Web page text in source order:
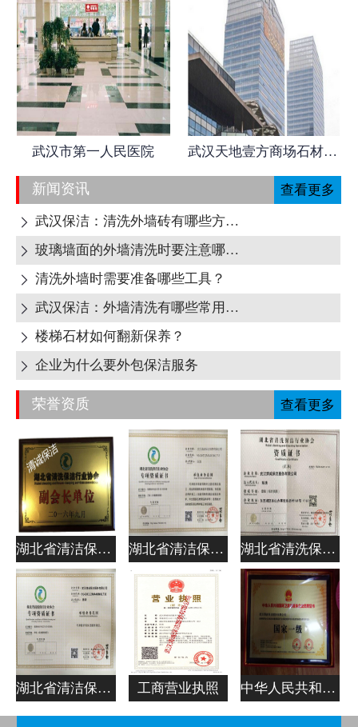
武汉市第一人民医院 武汉天地壹方商场石材日常养护
新闻资讯 查看更多

武汉保洁：清洗外墙砖有哪些方式呢?

玻璃墙面的外墙清洗时要注意哪些地方呢?
 清洗外墙时需要准备哪些工具？

武汉保洁：外墙清洗有哪些常用清洁剂？
 楼梯石材如何翻新保养？
 企业为什么要外包保洁服务
荣誉资质 查看更多
湖北省清洁保洁行业协会副会长单位 湖北省清洁保洁行业协会专项资质证书 湖北省清洗保洁行业协会资质证书
湖北省清洁保洁行业协会专项资质证书 工商营业执照 中华人民共和国清洁服务企业资质证书